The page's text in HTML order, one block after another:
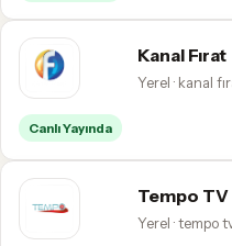
Kanal Fırat
Yerel · kanal
Canlı Yayında
Tempo TV
Yerel · tempo